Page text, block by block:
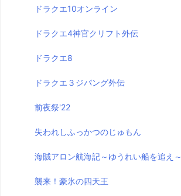
ドラクエ10オンライン
ドラクエ4神官クリフト外伝
ドラクエ8
ドラクエ３ジパング外伝
前夜祭'22
失われしふっかつのじゅもん
海賊アロン航海記～ゆうれい船を追え～
襲来！豪氷の四天王